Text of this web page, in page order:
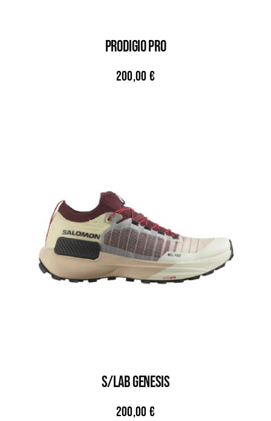
PRODIGIO PRO
200,00 €
S/LAB GENESIS
200,00 €